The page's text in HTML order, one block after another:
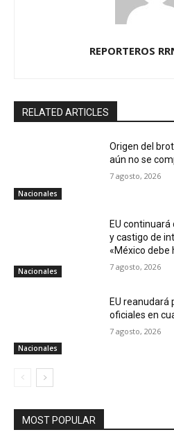
REPORTEROS
RELATED ARTICLES
Nacionales
Origen del
aún no se
7 agosto, 2026
Nacionales
EU
y castigo de
«México debe
7 agosto, 2026
Nacionales
EU reanudará
oficiales en
7 agosto, 2026
MOST POPULAR